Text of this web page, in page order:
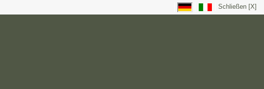
Schließen [X]